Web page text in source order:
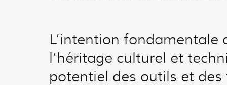
L’intention fondamentale
l’héritage culturel et
potentiel des outils et